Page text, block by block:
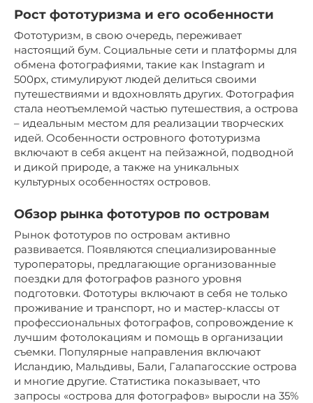
Рост фототуризма и его особенности
Фототуризм, в свою очередь, переживает
настоящий бум. Социальные сети и платформы для
обмена фотографиями, такие как Instagram и
500px, стимулируют людей делиться своими
путешествиями и вдохновлять других. Фотография
стала неотъемлемой частью путешествия, а острова
– идеальным местом для реализации творческих
идей. Особенности островного фототуризма
включают в себя акцент на пейзажной, подводной
и дикой природе, а также на уникальных
культурных особенностях островов.
Обзор рынка фототуров по островам
Рынок фототуров по островам активно
развивается. Появляются специализированные
туроператоры, предлагающие организованные
поездки для фотографов разного уровня
подготовки. Фототуры включают в себя не только
проживание и транспорт, но и мастер-классы от
профессиональных фотографов, сопровождение к
лучшим фотолокациям и помощь в организации
съемки. Популярные направления включают
Исландию, Мальдивы, Бали, Галапагосские острова
и многие другие. Статистика показывает, что
запросы «острова для фотографов» выросли на 35%